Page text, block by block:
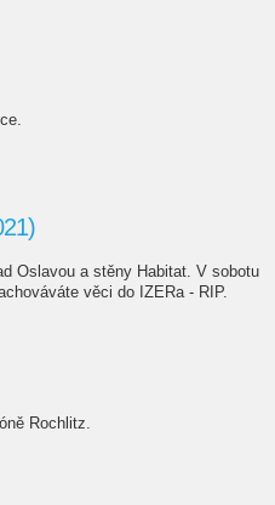
Oslavou a stěny Habitat. V sobotu
věci do IZERa - RIP.
Rochlitz.